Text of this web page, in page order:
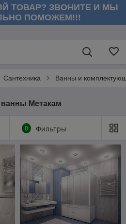
ТОВАР? ЗВОНИТЕ И МЫ
ПОМОЖЕМ!!!
Сантехника Ванны и
Метакам
0 Фильтры